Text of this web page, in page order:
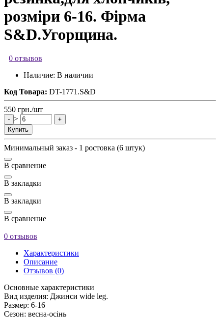
розміри 6-16. Фірма
S&D.Угорщина.
0 отзывов
Наличие: В наличии
Код Товара: DT-1771.S&D
550 грн./шт
- >
+
Купить
Минимальный заказ - 1 ростовка (6 штук)
В сравнение
В закладки
В закладки
В сравнение
0 отзывов
Характеристики
Описание
Отзывов (0)
Основные характеристики
Вид изделия: Джинси wide leg.
Размер: 6-16
Сезон: весна-осінь